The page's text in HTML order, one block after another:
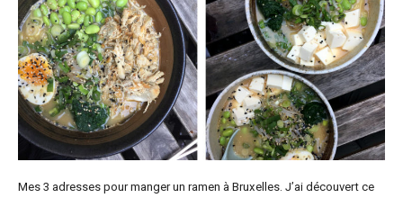
Mes 3 adresses pour manger un ramen à Bruxelles. J’ai découvert ce